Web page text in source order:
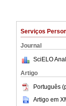
Serviços
Journal
SciELO
Artigo
Português
Artigo em